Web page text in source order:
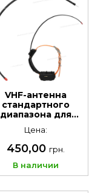
VHF-антенна
стандартного
диапазона для
eSEEK 54 Hound
Tracker
Цена:
450,00 грн.
В наличии